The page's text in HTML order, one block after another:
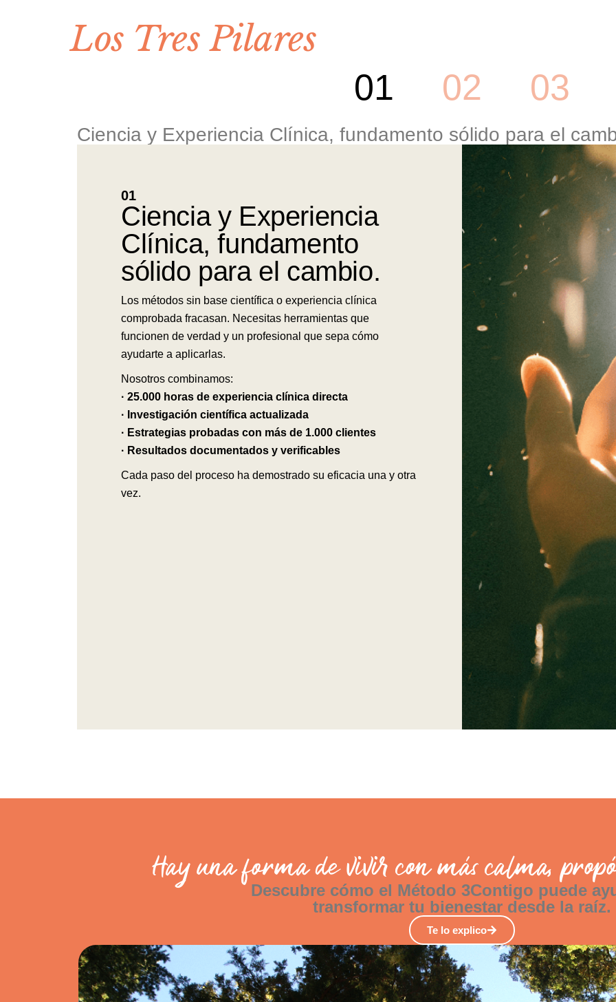
Los Tres Pilares
01 02 03
Ciencia y Experiencia Clínica, fundamento sólido para el
01
Ciencia y Experiencia
Clínica, fundamento
sólido para el cambio.
Los métodos sin base científica o experiencia clínica
comprobada fracasan. Necesitas herramientas que
funcionen de verdad y un profesional que sepa cómo
ayudarte a aplicarlas.
Nosotros combinamos:
· 25.000 horas de experiencia clínica directa
· Investigación científica actualizada
· Estrategias probadas con más de 1.000 clientes
· Resultados documentados y verificables
Cada paso del proceso ha demostrado su eficacia una y otra
vez.
Hay una forma de vivir con más calma,
Descubre cómo el Método 3Contigo puede
transformar tu bienestar desde la raíz.
Te lo explico